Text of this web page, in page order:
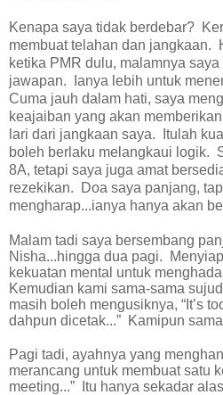
Kenapa saya tidak berdebar?
membuat telahan dan jangkaan.
ketika PMR dulu, malamnya
jawapan.
Ianya lebih untuk
Cuma jauh dalam hati, saya
keajaiban yang akan
lari dari jangkaan saya.
Itulah
boleh berlaku melangkaui logik.
8A, tetapi saya juga amat
rezekikan.
Doa saya panjang,
mengharap...ianya hanya akan
Malam tadi saya bersembang
Nisha...hingga dua pagi.
kekuatan mental untuk
Kemudian kami sama-sama
masih boleh mengusiknya, “It’s
dahpun dicetak...” Kamipun
Pagi tadi, ayahnya yang
merancang untuk membuat satu
meeting...”
Itu hanya sekadar